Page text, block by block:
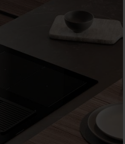
Indem Sie auf die
Cookies akzeptieren"
der Verwendung all
Weitergabe Ihrer
Drittanbieter für
Sie Ihre Präferenzen
klicken Sie auf die
Einstellungen". Um
einzusehen klicken
Informationen" . Wenn